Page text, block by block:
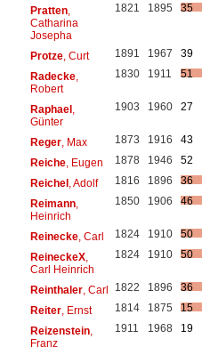
Pratten,
Catharina
Josepha
1821 1895 35
Protze, Curt 1891 1967
39
Radecke,
Robert
1830 1911 51
Raphael,
Günter
1903 1960 27
Reger, Max 1873 1916
43
Reiche, Eugen 1878 1946
52
Reichel, Adolf 1816 1896
36
Reimann,
Heinrich
1850 1906 46
Reinecke, Carl 1824 1910
50
ReineckeX,
Carl Heinrich
1824 1910 50
Reinthaler, Carl 1822 1896
36
Reiter, Ernst 1814 1875
15
Reizenstein,
Franz
1911 1968 19